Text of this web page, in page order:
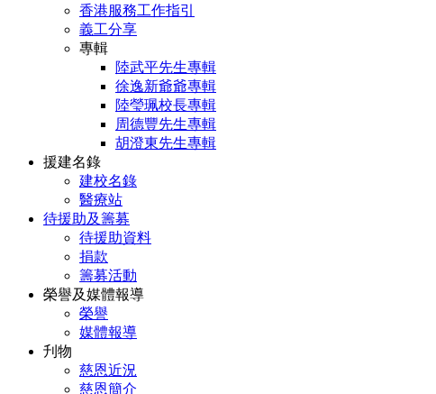
香港服務工作指引
義工分享
專輯
陸武平先生專輯
徐逸新爺爺專輯
陸瑩珮校長專輯
周德豐先生專輯
胡澄東先生專輯
援建名錄
建校名錄
醫療站
待援助及籌募
待援助資料
捐款
籌募活動
榮譽及媒體報導
榮譽
媒體報導
刋物
慈恩近況
慈恩簡介